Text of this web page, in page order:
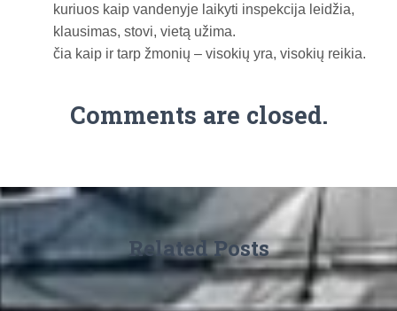
kuriuos kaip vandenyje laikyti inspekcija leidžia,
klausimas, stovi, vietą užima.
čia kaip ir tarp žmonių – visokių yra, visokių reikia.
Comments are closed.
Related Posts